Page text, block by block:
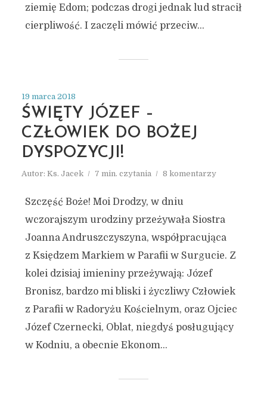
ziemię Edom; podczas drogi jednak lud stracił
cierpliwość. I zaczęli mówić przeciw...
19 marca 2018
ŚWIĘTY JÓZEF –
CZŁOWIEK DO BOŻEJ
DYSPOZYCJI!
Autor: Ks. Jacek 7 min. czytania 8 komentarzy
Szczęść Boże! Moi Drodzy, w dniu
wczorajszym urodziny przeżywała Siostra
Joanna Andruszczyszyna, współpracująca
z Księdzem Markiem w Parafii w Surgucie. Z
kolei dzisiaj imieniny przeżywają: Józef
Bronisz, bardzo mi bliski i życzliwy Człowiek
z Parafii w Radoryżu Kościelnym, oraz Ojciec
Józef Czernecki, Oblat, niegdyś posługujący
w Kodniu, a obecnie Ekonom...